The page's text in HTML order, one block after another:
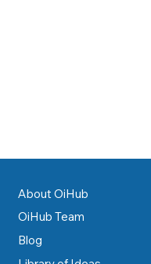
About OiHub
OiHub Team
Blog